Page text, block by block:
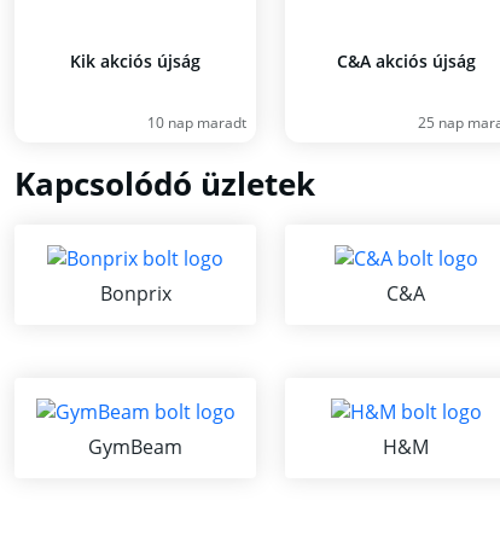
Kik akciós újság
10 nap maradt
C&A akciós újság
25 nap
Kapcsolódó üzletek
Bonprix C&A
GymBeam
H&M